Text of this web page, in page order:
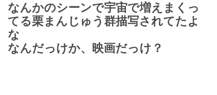
なんかのシーンで宇宙で増えまくっ
てる栗まんじゅう群描写されてたよ
な
なんだっけか、映画だっけ？